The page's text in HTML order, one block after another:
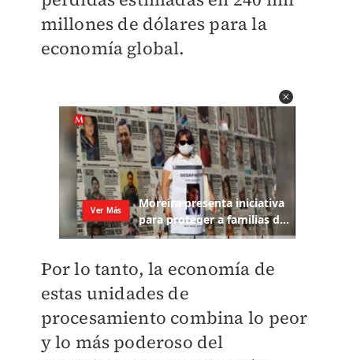
millones de dólares para la
economía global.
Por lo tanto, la economía de
estas unidades de
procesamiento combina lo peor
y lo más poderoso del